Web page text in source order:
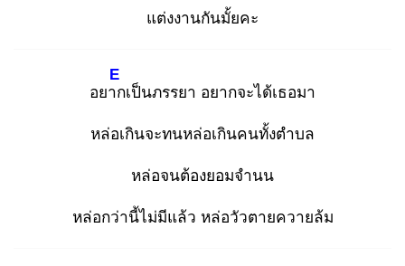
แต่งงานกันมั้ยคะ
อยาก
E
เป็นภรรยา อยากจะได้เธอมา
หล่อเกินจะทนหล่อเกินคนทั้งตำบล
หล่อจนต้องยอมจำนน
หล่อกว่านี้ไม่มีแล้ว หล่อวัวตายควายล้ม